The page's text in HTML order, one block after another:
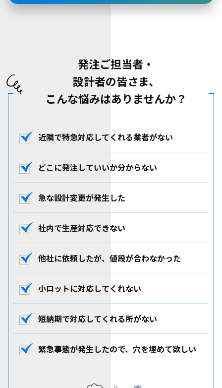
発注ご担当者・
設計者の皆さま、
こんな悩みはありませんか？
近隣で特急対応してくれる業者がない
どこに発注していいか分からない
急な設計変更が発生した
社内で生産対応できない
他社に依頼したが、 値段が合わなかった
小ロットに対応してくれない
短納期で対応してくれる所がない
緊急事態が発生したので、 穴を埋めて欲しい